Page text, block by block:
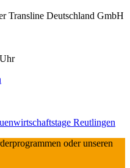
Transline Deutschland GmbH
Reutlingen
oder unseren